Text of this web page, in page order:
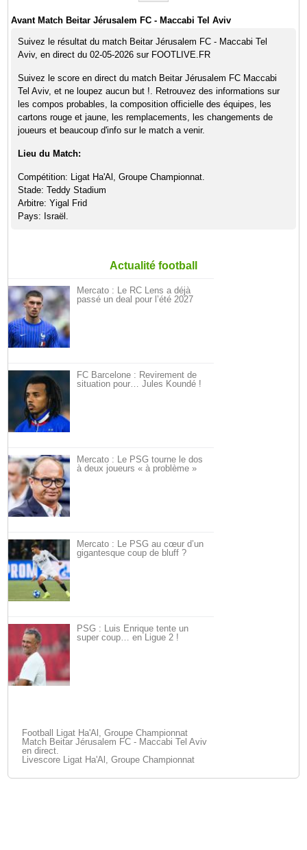
Avant Match Beitar Jérusalem FC - Maccabi Tel Aviv
Suivez le résultat du match Beitar Jérusalem FC - Maccabi Tel
Aviv, en direct du 02-05-2026 sur FOOTLIVE.FR
Suivez le score en direct du match Beitar Jérusalem FC Maccabi
Tel Aviv, et ne loupez aucun but !. Retrouvez des informations sur
les compos probables, la composition officielle des équipes, les
cartons rouge et jaune, les remplacements, les changements de
joueurs et beaucoup d'info sur le match a venir.
Lieu du Match:
Compétition: Ligat Ha'Al, Groupe Championnat.
Stade: Teddy Stadium
Arbitre: Yigal Frid
Pays: Israël.
Actualité football
Mercato : Le RC Lens a déjà
passé un deal pour l’été 2027
FC Barcelone : Revirement de
situation pour… Jules Koundé !
Mercato : Le PSG tourne le dos
à deux joueurs « à problème »
Mercato : Le PSG au cœur d’un
gigantesque coup de bluff ?
PSG : Luis Enrique tente un
super coup… en Ligue 2 !
Football Ligat Ha'Al, Groupe Championnat
Match Beitar Jérusalem FC - Maccabi Tel Aviv
en direct.
Livescore Ligat Ha'Al, Groupe Championnat